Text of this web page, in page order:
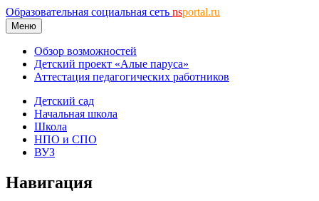
Образовательная социальная сеть nsportal.ru
Меню
Обзор возможностей
Детский проект «Алые паруса»
Аттестация педагогических работников
Детский сад
Начальная школа
Школа
НПО и СПО
ВУЗ
Навигация